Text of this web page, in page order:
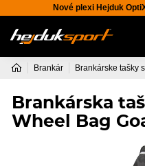
Nové plexi Hejduk
Brankár Brankárske tašky
Brankárska
Wheel Bag